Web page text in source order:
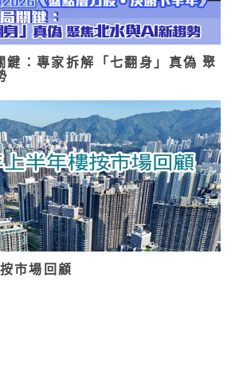
鍵：專家拆解「七翻身」真偽 聚
市場回顧